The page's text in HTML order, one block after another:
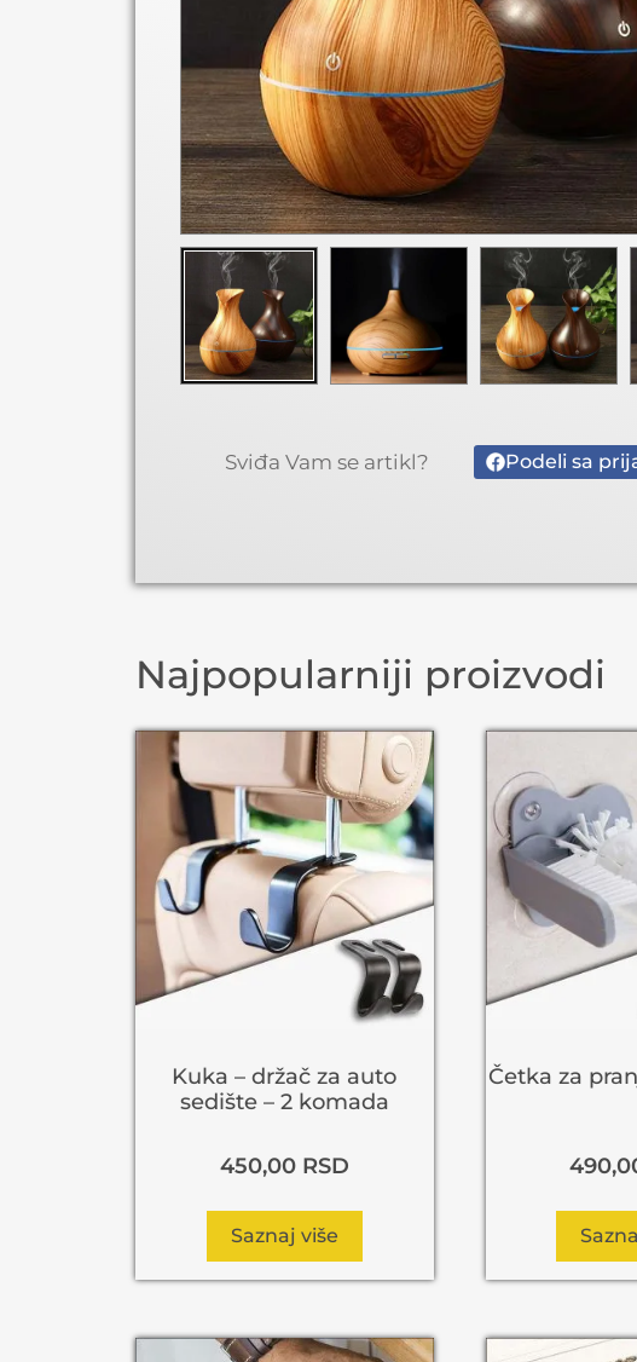
Sviđa Vam se artikl? Podeli sa
Najpopularniji proizvodi
Kuka – držač za auto
sedište – 2 komada
450,00 RSD
Saznaj više
Četka za